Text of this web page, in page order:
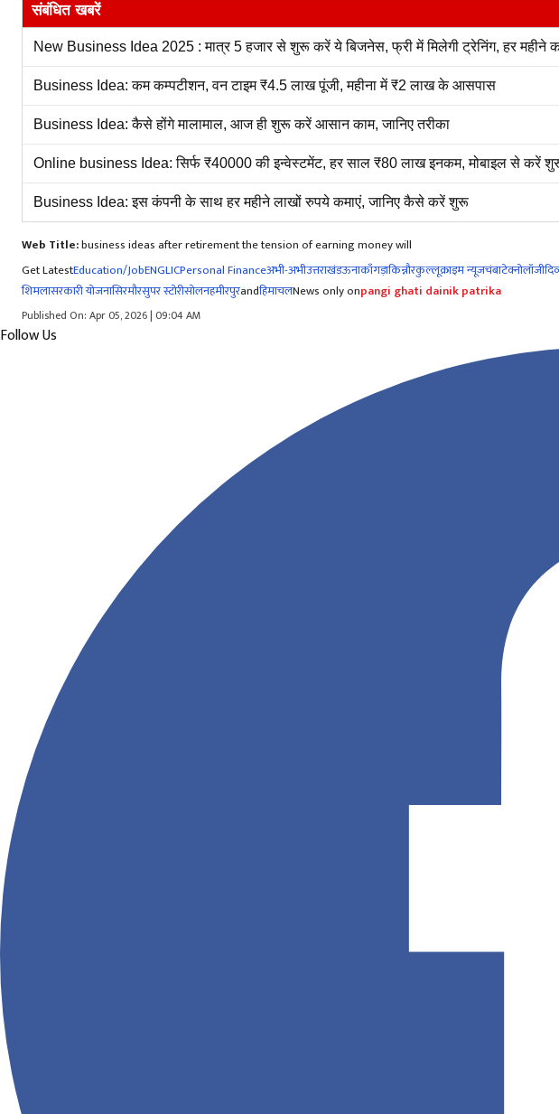
संबंधित खबरें
New Business Idea 2025 : मात्र 5 हजार से शुरू करें ये बिजनेस, फ्री में मिलेगी ट्रेनिंग, हर महीने
Business Idea: कम कम्पटीशन, वन टाइम ₹4.5 लाख पूंजी, महीना में ₹2 लाख के आसपास
Business Idea: कैसे होंगे मालामाल, आज ही शुरू करें आसान काम, जानिए तरीका
Online business Idea: सिर्फ ₹40000 की इन्वेस्टमेंट, हर साल ₹80 लाख इनकम, मोबाइल से करें
Business Idea: इस कंपनी के साथ हर महीने लाखों रुपये कमाएं, जानिए कैसे करें शुरू
Web Title:business ideas after retirement the tension of earning money will
Get LatestEducation/JobENGLICPersonal Financeअभी-अभीउत्तराखंडऊनाकाँगड़ाकिन्नौरकुल्लूक्राइम न्यूजचंबाटेक्नोलॉजी
शिमलासरकारी योजनासिरमौरसुपर स्टोरीसोलनहमीरपुरandहिमाचलNews only onpangi ghati dainik patrika
Published On: Apr 05, 2026 | 09:04 AM
Follow Us